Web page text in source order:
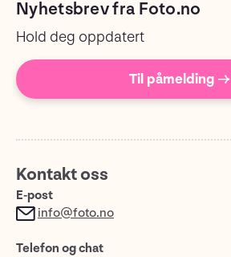
Nyhetsbrev fra Foto.no
Hold deg oppdatert
Til påmelding →
Kontakt oss
E-post
info@foto.no
Telefon og chat